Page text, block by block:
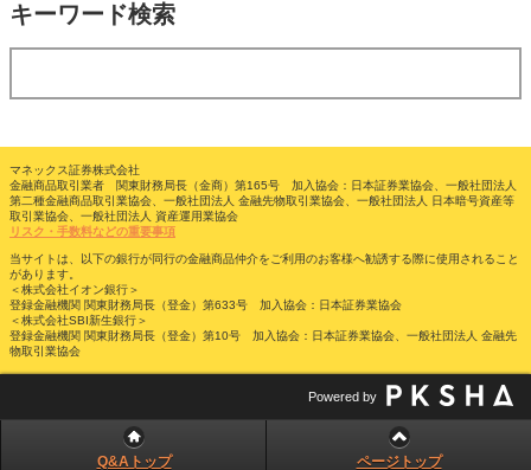
キーワード検索
マネックス証券株式会社
金融商品取引業者 関東財務局長（金商）第165号 加入協会：日本証券業協会、一般社団法人
第二種金融商品取引業協会、一般社団法人 金融先物取引業協会、一般社団法人 日本暗号資産等
取引業協会、一般社団法人 資産運用業協会
リスク・手数料などの重要事項
当サイトは、以下の銀行が同行の金融商品仲介をご利用のお客様へ勧誘する際に使用されること
があります。
＜株式会社イオン銀行＞
登録金融機関 関東財務局長（登金）第633号 加入協会：日本証券業協会
＜株式会社SBI新生銀行＞
登録金融機関 関東財務局長（登金）第10号 加入協会：日本証券業協会、一般社団法人 金融先
物取引業協会
Powered by
Q&Aトップ ページトップ